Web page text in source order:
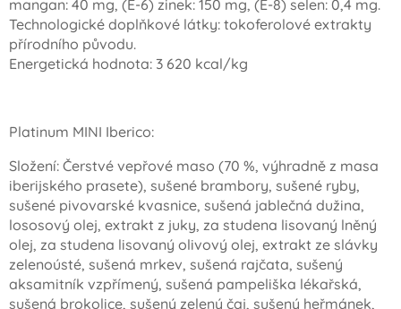
mangan: 40 mg, (E-6) zinek: 150 mg, (E-8) selen: 0,4 mg.
Technologické doplňkové látky: tokoferolové extrakty
přírodního původu.
Energetická hodnota: 3 620 kcal/kg
Platinum MINI Iberico:
Složení: Čerstvé vepřové maso (70 %, výhradně z masa
iberijského prasete), sušené brambory, sušené ryby,
sušené pivovarské kvasnice, sušená jablečná dužina,
lososový olej, extrakt z juky, za studena lisovaný lněný
olej, za studena lisovaný olivový olej, extrakt ze slávky
zelenoústé, sušená mrkev, sušená rajčata, sušený
aksamitník vzpřímený, sušená pampeliška lékařská,
sušená brokolice, sušený zelený čaj, sušený heřmánek,